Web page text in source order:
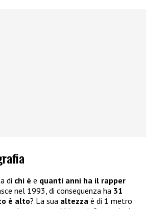
di chi è e quanti anni ha il rapper
nel 1993, di conseguenza ha 31
è alto? La sua altezza è di 1 metro